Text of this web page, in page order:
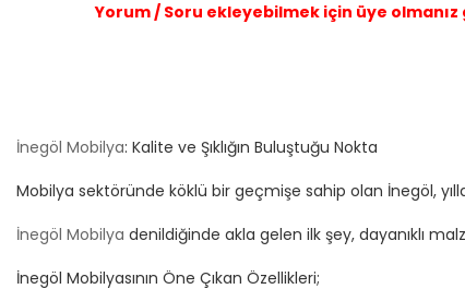
Yorum / Soru ekleyebilmek için üye
İnegöl Mobilya: Kalite ve Şıklığın Buluştuğu Nokta
Mobilya sektöründe köklü bir geçmişe sahip olan İnegöl,
İnegöl Mobilya denildiğinde akla gelen ilk şey, dayanıklı
İnegöl Mobilyasının Öne Çıkan Özellikleri;